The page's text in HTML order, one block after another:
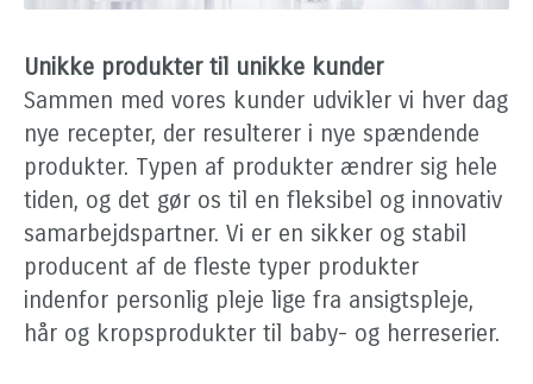
Unikke produkter til unikke kunder
Sammen med vores kunder udvikler vi hver dag
nye recepter, der resulterer i nye spændende
produkter. Typen af produkter ændrer sig hele
tiden, og det gør os til en fleksibel og innovativ
samarbejdspartner. Vi er en sikker og stabil
producent af de fleste typer produkter
indenfor personlig pleje lige fra ansigtspleje,
hår og kropsprodukter til baby- og herreserier.